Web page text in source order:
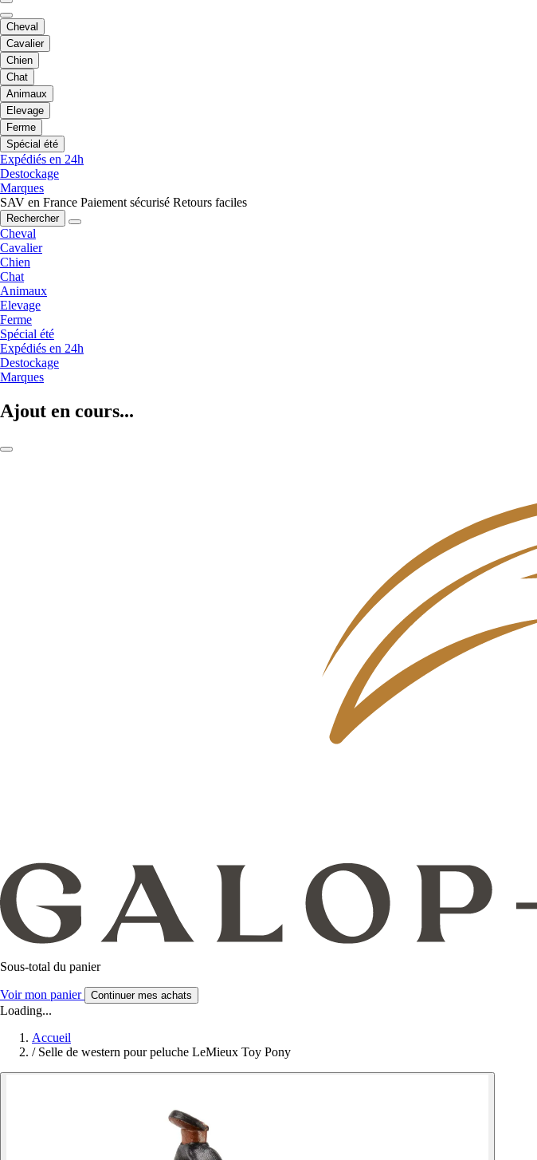
Cheval
Cavalier
Chien
Chat
Animaux
Elevage
Ferme
Spécial été
Expédiés en 24h
Destockage
Marques
SAV en France Paiement sécurisé Retours faciles
Rechercher
Cheval
Cavalier
Chien
Chat
Animaux
Elevage
Ferme
Spécial été
Expédiés en 24h
Destockage
Marques
Ajout en cours...
Sous-total du panier
Voir mon panier Continuer mes achats
Loading...
Accueil
/ Selle de western pour peluche LeMieux Toy Pony